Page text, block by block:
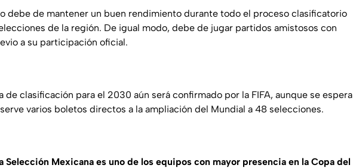
debe de mantener un buen rendimiento durante todo el proceso clasificatorio
de la región. De igual modo, debe de jugar partidos amistosos con
a su participación oficial.
de clasificación para el 2030 aún será confirmado por la FIFA, aunque se espera
varios boletos directos a la ampliación del Mundial a 48 selecciones.
Selección Mexicana es uno de los equipos con mayor presencia en la Copa del